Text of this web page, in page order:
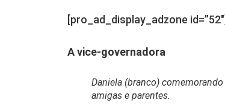
[pro_ad_display_adzone id=”52″]
A vice-governadora
Daniela (branco)
amigas e parentes.